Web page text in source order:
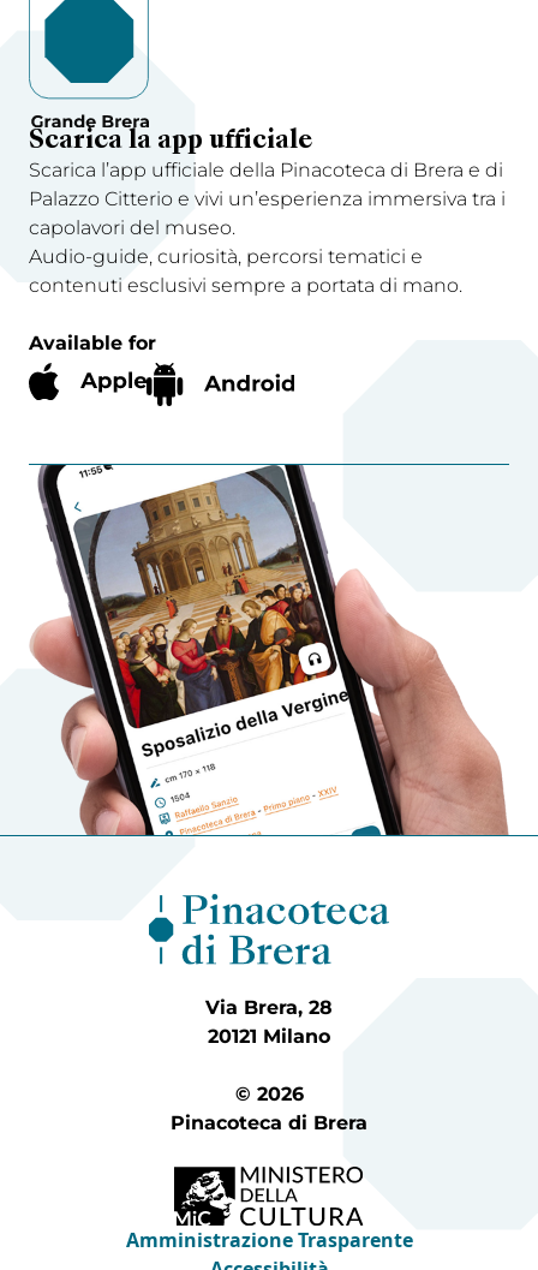
Scarica la app ufficiale
Scarica l’app ufficiale della Pinacoteca di Brera e di
Palazzo Citterio e vivi un’esperienza immersiva tra i
capolavori del museo.
Audio-guide, curiosità, percorsi tematici e
contenuti esclusivi sempre a portata di mano.
Available for
Via Brera, 28
20121 Milano
© 2026
Pinacoteca di Brera
Amministrazione Trasparente